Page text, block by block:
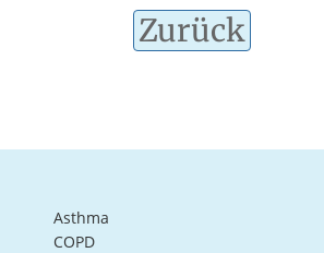
Zurück
Asthma
COPD